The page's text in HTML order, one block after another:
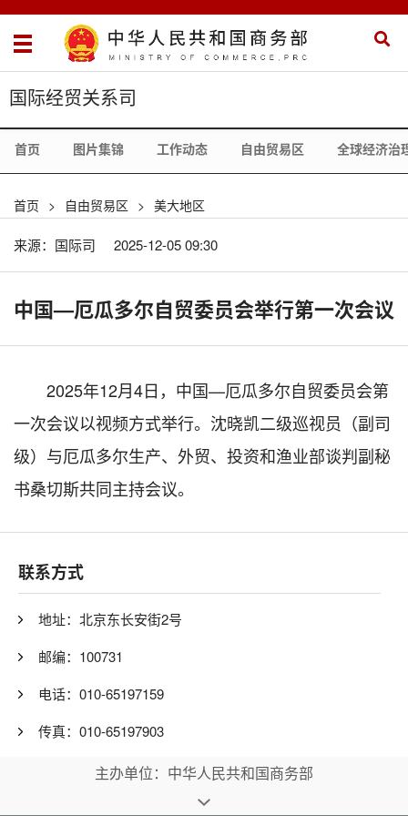
国际经贸关系司
首页 图片集锦 工作动态 自由贸易区 全球经济治
首页 > 自由贸易区 > 美大地区
来源：国际司 2025-12-05 09:30
中国—厄瓜多尔自贸委员会举行第一次会议
2025年12月4日，中国—厄瓜多尔自贸委员会第
一次会议以视频方式举行。沈晓凯二级巡视员（副司
级）与厄瓜多尔生产、外贸、投资和渔业部谈判副秘
书桑切斯共同主持会议。
联系方式
地址：北京东长安街2号
邮编：100731
电话：010-65197159
传真：010-65197903
主办单位：中华人民共和国商务部